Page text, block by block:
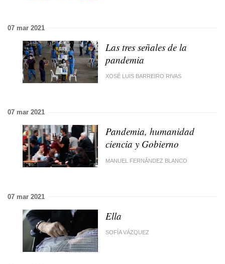
07 mar 2021
Las tres señales de la
pandemia
XOSÉ LUIS BARREIRO RIVAS
07 mar 2021
Pandemia, humanidad
ciencia y Gobierno
MANUEL FERNÁNDEZ BLANCO
07 mar 2021
Ella
SOFÍA VÁZQUEZ